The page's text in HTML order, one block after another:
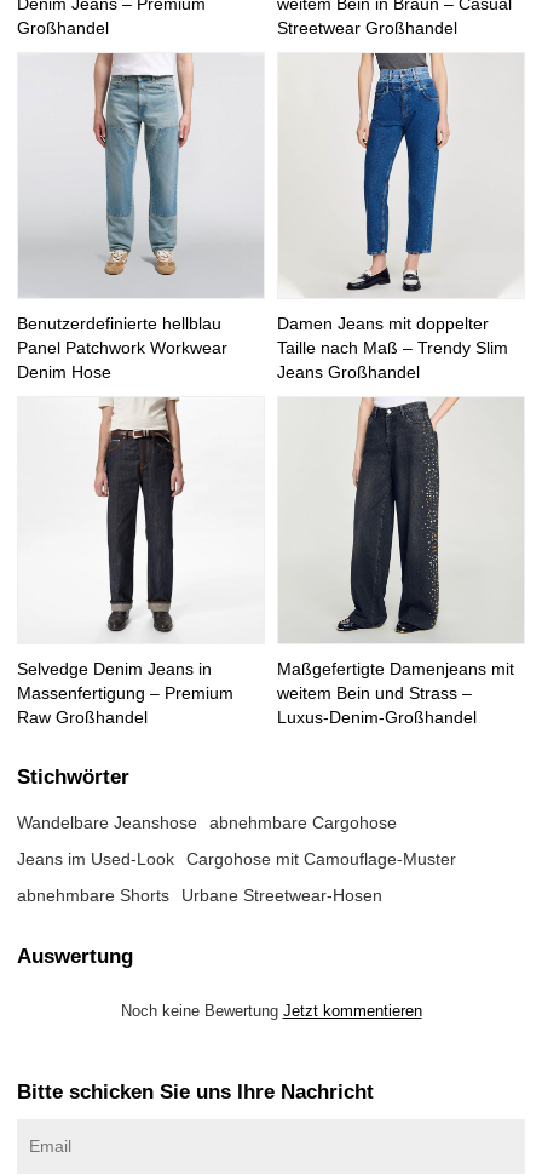
Großhandel
Streetwear Großhandel
Benutzerdefinierte hellblau
Panel Patchwork Workwear
Denim Hose
Damen Jeans mit doppelter
Taille nach Maß – Trendy Slim
Jeans Großhandel
Selvedge Denim Jeans in
Massenfertigung – Premium
Raw Großhandel
Maßgefertigte Damenjeans mit
weitem Bein und Strass –
Luxus-Denim-Großhandel
Stichwörter
Wandelbare Jeanshose
abnehmbare Cargohose
Jeans im Used-Look
Cargohose mit Camouflage-Muster
abnehmbare Shorts
Urbane Streetwear-Hosen
Auswertung
Noch keine Bewertung Jetzt kommentieren
Bitte schicken Sie uns Ihre Nachricht